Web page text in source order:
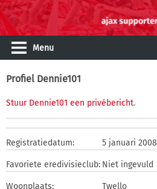
Menu
Profiel Dennie101
Stuur Dennie101 een privébericht.
Registratiedatum: 5 januari 2008
Favoriete eredivisieclub: Niet ingevuld
Woonplaats:
Twello